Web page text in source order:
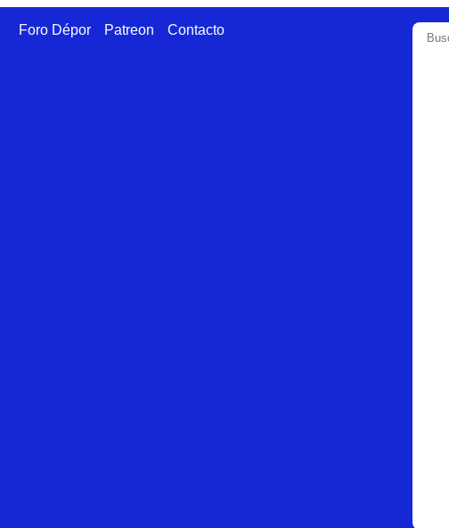
Foro Dépor Patreon Contacto